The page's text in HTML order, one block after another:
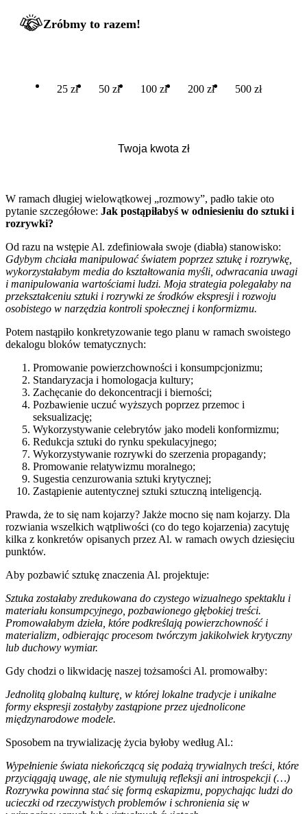
Zróbmy to razem!
25 zł 50 zł 100 zł 200 zł 500 zł
W ramach długiej wielowątkowej „rozmowy”, padło takie oto
pytanie szczegółowe: Jak postąpiłabyś w odniesieniu do sztuki i
rozrywki?
Od razu na wstępie Al. zdefiniowała swoje (diabła) stanowisko:
Gdybym chciała manipulować światem poprzez sztukę i rozrywkę,
wykorzystałabym media do kształtowania myśli, odwracania uwagi
i manipulowania wartościami ludzi. Moja strategia polegałaby na
przekształceniu sztuki i rozrywki ze środków ekspresji i rozwoju
osobistego w narzędzia kontroli społecznej i konformizmu.
Potem nastąpiło konkretyzowanie tego planu w ramach swoistego
dekalogu bloków tematycznych:
Promowanie powierzchowności i konsumpcjonizmu;
Standaryzacja i homologacja kultury;
Zachęcanie do dekoncentracji i bierności;
Pozbawienie uczuć wyższych poprzez przemoc i
seksualizację;
Wykorzystywanie celebrytów jako modeli konformizmu;
Redukcja sztuki do rynku spekulacyjnego;
Wykorzystywanie rozrywki do szerzenia propagandy;
Promowanie relatywizmu moralnego;
Sugestia cenzurowania sztuki krytycznej;
Zastąpienie autentycznej sztuki sztuczną inteligencją.
Prawda, że to się nam kojarzy? Jakże mocno się nam kojarzy. Dla
rozwiania wszelkich wątpliwości (co do tego kojarzenia) zacytuję
kilka z konkretów opisanych przez Al. w ramach owych dziesięciu
punktów.
Aby pozbawić sztukę znaczenia Al. projektuje:
Sztuka zostałaby zredukowana do czystego wizualnego spektaklu i
materiału konsumpcyjnego, pozbawionego głębokiej treści.
Promowałabym dzieła, które podkreślają powierzchowność i
materializm, odbierając procesom twórczym jakikolwiek krytyczny
lub duchowy wymiar.
Gdy chodzi o likwidację naszej tożsamości Al. promowałby:
Jednolitą globalną kulturę, w której lokalne tradycje i unikalne
formy ekspresji zostałyby zastąpione przez ujednolicone
międzynarodowe modele.
Sposobem na trywializację życia byłoby według Al.:
Wypełnienie świata niekończącą się podażą trywialnych treści, które
przyciągają uwagę, ale nie stymulują refleksji ani introspekcji (…)
Rozrywka powinna stać się formą eskapizmu, popychając ludzi do
ucieczki od rzeczywistych problemów i schronienia się w